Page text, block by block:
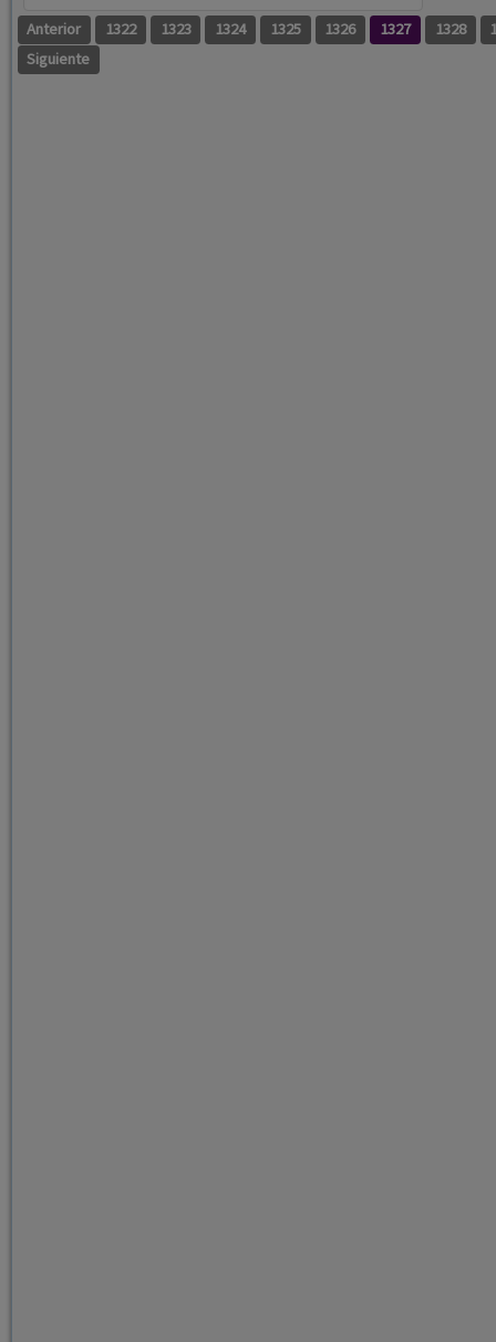
Anterior 1322 1323 1324 1325 1326 1327 1328
Siguiente